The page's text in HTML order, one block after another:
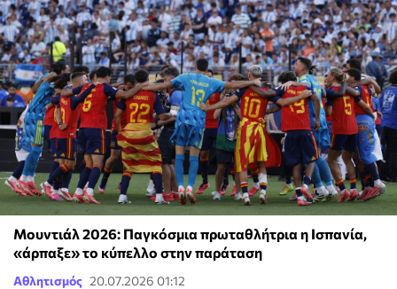
Μουντιάλ 2026: Παγκόσμια πρωταθλήτρια η Ισπανία,
«άρπαξε» το κύπελλο στην παράταση
Αθλητισμός 20.07.2026 01:12